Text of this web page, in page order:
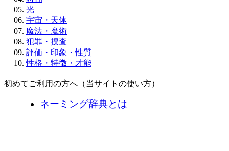
光
宇宙・天体
魔法・魔術
犯罪・捜査
評価・印象・性質
性格・特徴・才能
初めてご利用の方へ（当サイトの使い方）
ネーミング辞典とは